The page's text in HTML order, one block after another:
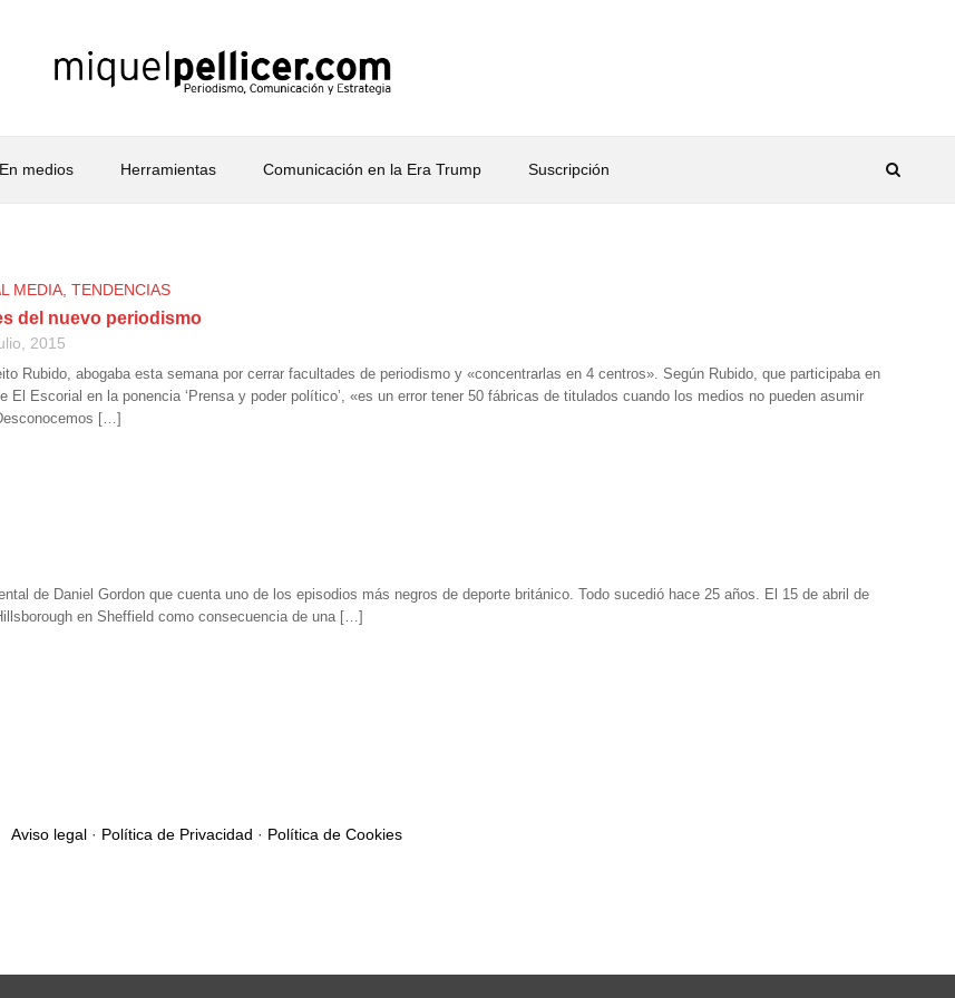
En medios Herramientas Comunicación en la Era Trump Suscripción
MEDIA TENDENCIAS
del nuevo periodismo
2015
Rubido, abogaba esta semana por cerrar facultades de periodismo y «concentrarlas en 4 centros». Según Rubido, que participaba en
El Escorial en la ponencia ‘Prensa y poder político’, «es un error tener 50 fábricas de titulados cuando los medios no pueden asumir
[…]
de Daniel Gordon que cuenta uno de los episodios más negros de deporte británico. Todo sucedió hace 25 años. El 15 de abril de
en Sheffield como consecuencia de una […]
Aviso legal· Política de Privacidad · Política de Cookies